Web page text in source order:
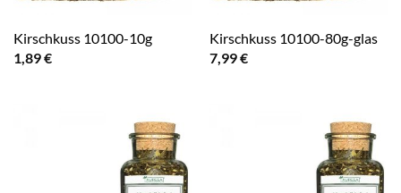
Kirschkuss 10100-10g
1,89€
Kirschkuss 10100-80g-glas
7,99€